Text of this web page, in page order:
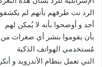
الرد نت طرفهم بأنهم لم
أحد و أوضحوا بأنه لا يُمكن لهم
بأن يقوموا بنشر أي صغرات
مُستخدمي الهواتف الذكية
التي تعمل بنظام الأندرويد و